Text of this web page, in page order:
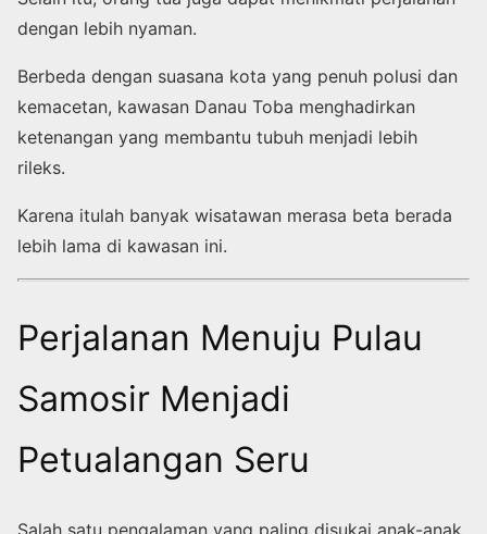
dengan lebih nyaman.
Berbeda dengan suasana kota yang penuh polusi dan
kemacetan, kawasan Danau Toba menghadirkan
ketenangan yang membantu tubuh menjadi lebih
rileks.
Karena itulah banyak wisatawan merasa beta berada
lebih lama di kawasan ini.
Perjalanan Menuju Pulau
Samosir Menjadi
Petualangan Seru
Salah satu pengalaman yang paling disukai anak-anak